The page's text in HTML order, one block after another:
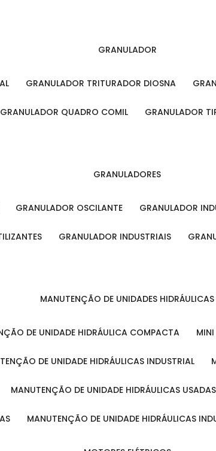
GRANULADOR
GRANULADOR TRITURADOR DIOSNA
GRANULADOR QUADRO COMIL GRANULADOR
GRANULADORES
GRANULADOR OSCILANTE GRANULADOR
GRANULADOR INDUSTRIAIS
MANUTENÇÃO DE UNIDADES HIDRÁULICAS
DE UNIDADE HIDRÁULICA COMPACTA
DE UNIDADE HIDRÁULICAS INDUSTRIAL
MANUTENÇÃO DE UNIDADE HIDRÁULICAS USADAS
MANUTENÇÃO DE UNIDADE HIDRÁULICAS